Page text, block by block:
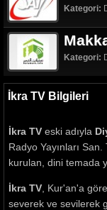
Kategori:
Kategori:
İkra TV Bilgileri
İkra TV eski adıyla
Radyo Yayınları
kurulan, dini temada
İkra TV , Kur'an'a
severek ve sevilerek